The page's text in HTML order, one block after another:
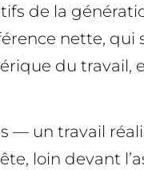
de la
nette, qui
du travail,
— un travail
loin devant